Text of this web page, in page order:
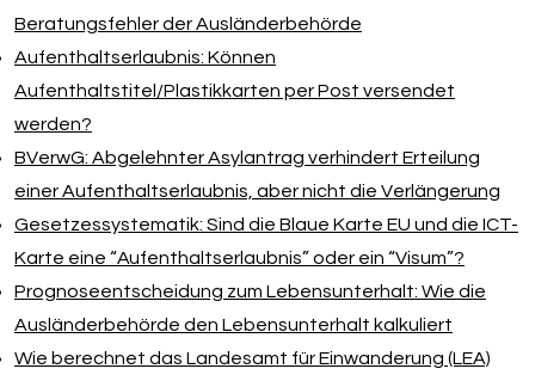
Beratungsfehler der Ausländerbehörde
Aufenthaltserlaubnis: Können
Aufenthaltstitel/Plastikkarten per Post versendet
werden?
BVerwG: Abgelehnter Asylantrag verhindert Erteilung
einer Aufenthaltserlaubnis, aber nicht die Verlängerung
Gesetzessystematik: Sind die Blaue Karte EU und die ICT-
Karte eine “Aufenthaltserlaubnis” oder ein “Visum”?
Prognoseentscheidung zum Lebensunterhalt: Wie die
Ausländerbehörde den Lebensunterhalt kalkuliert
Wie berechnet das Landesamt für Einwanderung (LEA)